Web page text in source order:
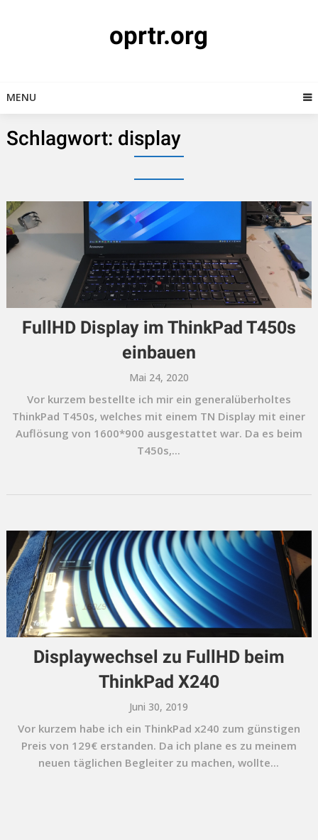
oprtr.org
MENU
Schlagwort: display
FullHD Display im ThinkPad T450s
einbauen
Mai 24, 2020
Vor kurzem bestellte ich mir ein generalüberholtes
ThinkPad T450s, welches mit einem TN Display mit einer
Auflösung von 1600*900 ausgestattet war. Da es beim
T450s,...
Displaywechsel zu FullHD beim
ThinkPad X240
Juni 30, 2019
Vor kurzem habe ich ein ThinkPad x240 zum günstigen
Preis von 129€ erstanden. Da ich plane es zu meinem
neuen täglichen Begleiter zu machen, wollte...